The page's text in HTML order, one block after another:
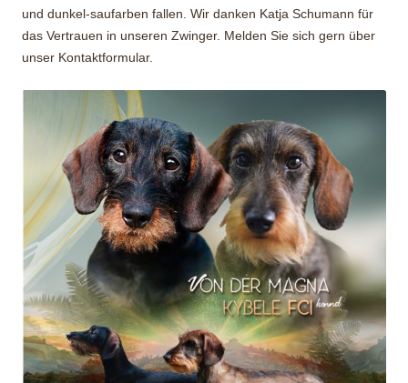
und dunkel-saufarben fallen. Wir danken Katja Schumann für
das Vertrauen in unseren Zwinger. Melden Sie sich gern über
unser Kontaktformular.